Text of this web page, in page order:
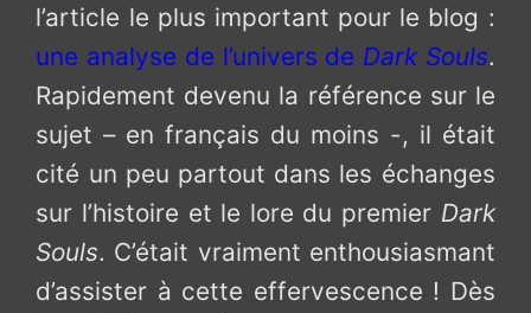
l’article le plus important pour le blog :
une analyse de l’univers de Dark Souls.
Rapidement devenu la référence sur le
sujet – en français du moins -, il était
cité un peu partout dans les échanges
sur l’histoire et le lore du premier Dark
Souls. C’était vraiment enthousiasmant
d’assister à cette effervescence ! Dès